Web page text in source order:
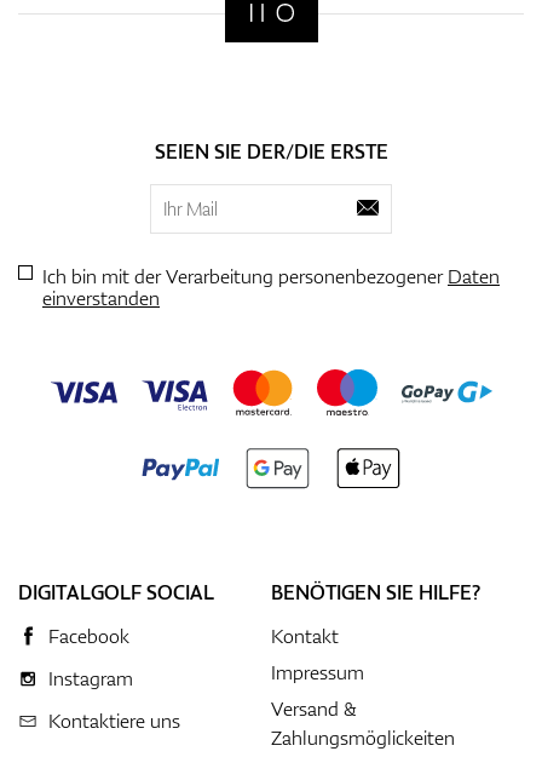
SEIEN SIE DER/DIE ERSTE
Ich bin mit der Verarbeitung personenbezogenerDaten
einverstanden
DIGITALGOLF SOCIAL
Facebook
Instagram
Kontaktiere uns
BENÖTIGEN SIE HILFE?
Kontakt
Impressum
Versand &
Zahlungsmöglickeiten